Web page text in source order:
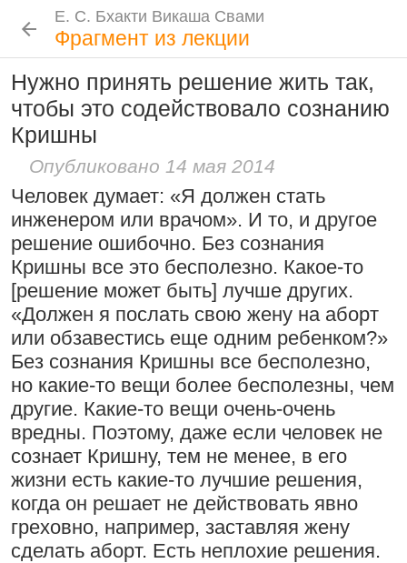
Е. С. Бхакти Викаша Свами
Лекции
Новые История Популярные
Рука в мешочке с чётками более
важна, чем шнур на плече
Намаккал, Тамил Наду,
Индия
Резкие слова для Нараяны
46:40 |1 октября 2008|
Токио, Япония
Бог, наука и атеизм, часть 2: Хвала
слушателям!
9:25 |17 июля 2024|
Атланта, Джорджия, США
Е. С. Бхакти Викаша Свами
Фрагмент из лекции
Нужно принять решение жить так,
чтобы это содействовало сознанию
Кришны
Опубликовано 14 мая 2014
Человек думает: «Я должен стать
инженером или врачом». И то, и другое
решение ошибочно. Без сознания
Кришны все это бесполезно. Какое-то
[решение может быть] лучше других.
«Должен я послать свою жену на аборт
или обзавестись еще одним ребенком?»
Без сознания Кришны все бесполезно,
но какие-то вещи более бесполезны, чем
другие. Какие-то вещи очень-очень
вредны. Поэтому, даже если человек не
сознает Кришну, тем не менее, в его
жизни есть какие-то лучшие решения,
когда он решает не действовать явно
греховно, например, заставляя жену
сделать аборт. Есть неплохие решения.
Е. С. Бхакти Викаша Свами
Цитаты Шрилы Прабхупады
Проповеднические принципы, данные
Шри Чайтаньей Махапрабху
Следовать по стопам ачарьев
4 августа 2026
Молитвы Санатаны Госвами к Господу
Чайтанье
29 июля 2026
Е. С. Бхакти Викаша Свами
Фотоальбом
Шраванам-киртанам в Васильево 2026
Шрила Прабхупада
Биография | Книги|Цитаты
Лекции и беседы| Подношения
Бхакти Викаша Свами
Биография
Скачать все лекции |
Подношения учеников
Инициация
Общие стандарты |
Требования Махараджа
Видеоканалы
YouTube |ВК Видео|Дзен| RuTube
Ссылки
Контакты
Сайт
Войти |Регистрация|История версий
Инструкция